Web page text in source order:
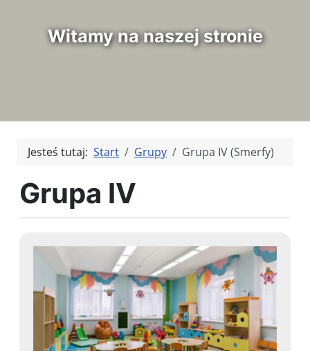
Witamy na naszej stronie
Jesteś tutaj: Start Grupy Grupa IV (Smerfy)
Grupa IV